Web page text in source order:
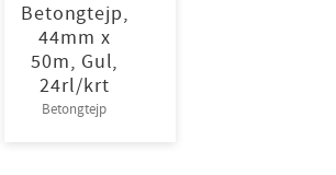
Betongtejp,
44mm x
50m, Gul,
24rl/krt
Betongtejp